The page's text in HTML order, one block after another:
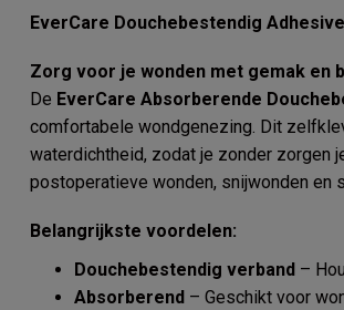
EverCare Douchebestendig
Zorg voor je wonden met gemak en
De EverCare Absorberende
comfortabele wondgenezing. Dit
waterdichtheid, zodat je zonder zorgen
postoperatieve wonden, snijwonden en
Belangrijkste voordelen:
Douchebestendig verband –
Absorberend – Geschikt voor